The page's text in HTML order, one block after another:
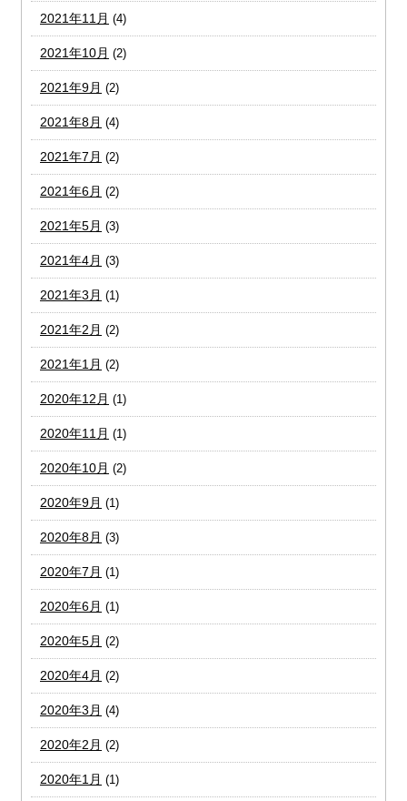
2021年11月 (4)
2021年10月 (2)
2021年9月 (2)
2021年8月 (4)
2021年7月 (2)
2021年6月 (2)
2021年5月 (3)
2021年4月 (3)
2021年3月 (1)
2021年2月 (2)
2021年1月 (2)
2020年12月 (1)
2020年11月 (1)
2020年10月 (2)
2020年9月 (1)
2020年8月 (3)
2020年7月 (1)
2020年6月 (1)
2020年5月 (2)
2020年4月 (2)
2020年3月 (4)
2020年2月 (2)
2020年1月 (1)